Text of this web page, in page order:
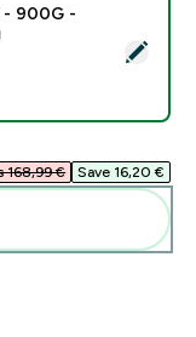
Protein - 900G -
- 900G -
168,99 €‎ Save 16,20 €‎